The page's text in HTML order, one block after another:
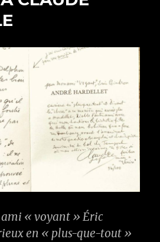
« voyant » Éric
en « plus-que-tout »